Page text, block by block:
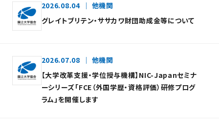
2026.08.04
他機関
グレイトブリテン・ササカワ財団助成金等について
2026.07.08
他機関
【大学改革支援・学位授与機構】NIC-Japanセミナ
ーシリーズ「FCE（外国学歴・資格評価）研修プログ
ラム」を開催します